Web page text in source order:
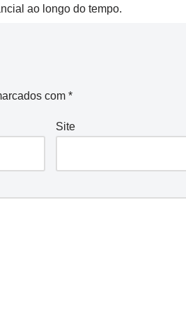
ao longo do tempo.
com *
Site